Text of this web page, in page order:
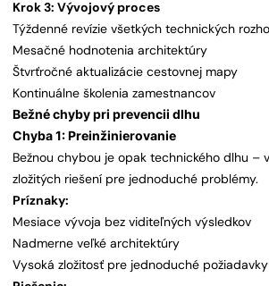
Krok 3: Vývojový proces
Týždenné revízie všetkých technických
Mesačné hodnotenia architektúry
Štvrťročné aktualizácie cestovnej mapy
Kontinuálne školenia zamestnancov
Bežné chyby pri prevencii dlhu
Chyba 1: Preinžinierovanie
Bežnou chybou je opak technického dlhu –
zložitých riešení pre jednoduché problémy.
Príznaky:
Mesiace vývoja bez viditeľných výsledkov
Nadmerne veľké architektúry
Vysoká zložitosť pre jednoduché požiadavky